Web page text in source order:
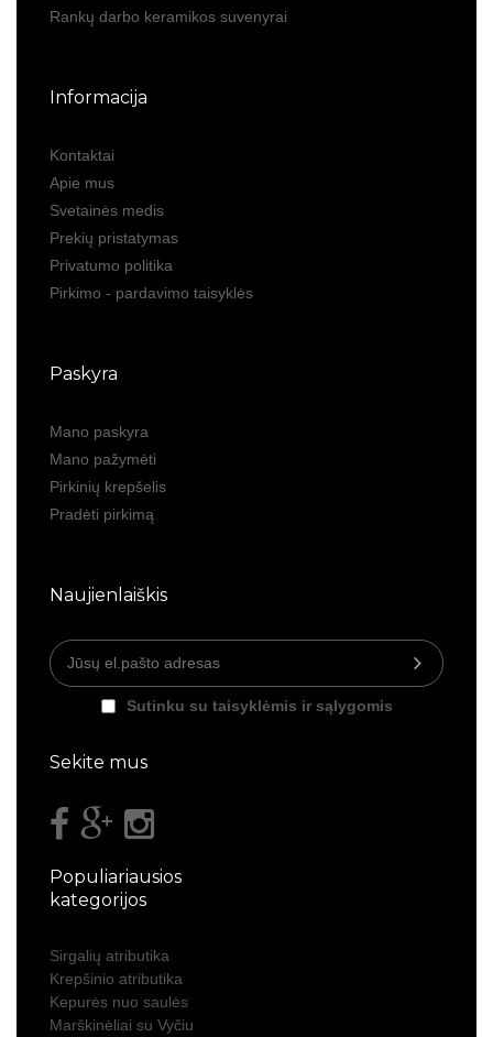
Rankų darbo keramikos suvenyrai
Informacija
Kontaktai
Apie mus
Svetainės medis
Prekių pristatymas
Privatumo politika
Pirkimo - pardavimo taisyklės
Paskyra
Mano paskyra
Mano pažymėti
Pirkinių krepšelis
Pradėti pirkimą
Naujienlaiškis
Sutinku su taisyklėmis ir sąlygomis
Sekite mus
Populiariausios
kategorijos
Sirgalių atributika
Krepšinio atributika
Kepurės nuo saulės
Marškinėliai su Vyčiu